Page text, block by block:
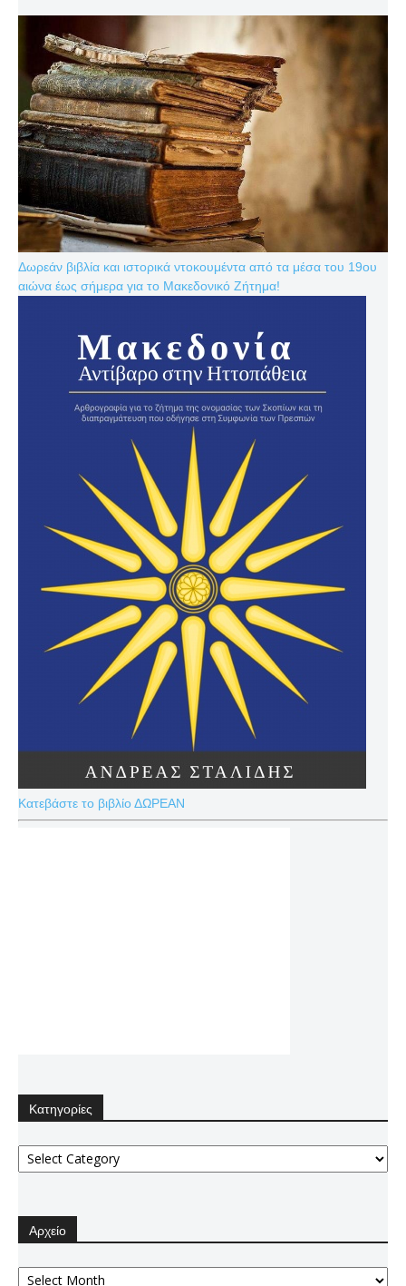
Δωρεάν βιβλία και ιστορικά ντοκουμέντα από τα μέσα του 19ου
αιώνα έως σήμερα για το Μακεδονικό Ζήτημα!
Κατεβάστε το βιβλίο ΔΩΡΕΑΝ
Κατηγορίες
Κατηγορίες
Αρχείο
Αρχείο